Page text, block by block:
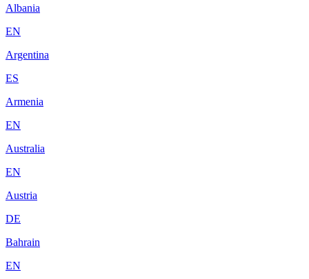
Albania
EN
Argentina
ES
Armenia
EN
Australia
EN
Austria
DE
Bahrain
EN